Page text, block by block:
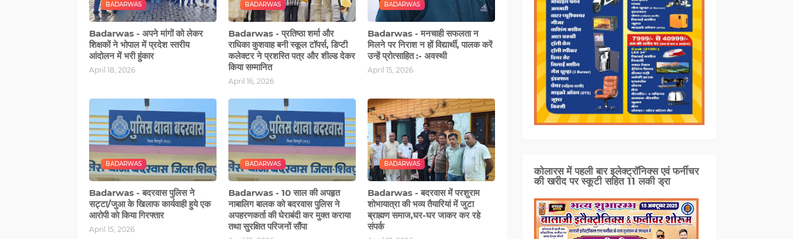
BADARWAS
Badarwas - अपने मांगों को लेकर
शिक्षकों ने भोपाल में प्रदेश स्तरीय
आंदोलन में भरी हुंकार
April 18, 2026
BADARWAS
Badarwas - प्रतिष्ठा शर्मा और
राधिका कुशवाह बनी स्कूल टॉपर्स, डिप्टी
कलेक्टर ने प्रशस्ति पत्र और शील्ड देकर
किया सम्मानित
April 16, 2026
BADARWAS
Badarwas - मनचाही सफलता न
मिलने पर निराश न हों विद्यार्थी, पालक करें
उन्हें प्रोत्साहित :- अवस्थी
April 15, 2026
BADARWAS
Badarwas - बदरवास पुलिस ने
सट्टा/जुआ के खिलाफ कार्यवाही हुये एक
आरोपी काे किया गिरफ्तार
April 15, 2026
BADARWAS
Badarwas - 10 साल की अपहृत
नाबालिग बालक को बदरवास पुलिस ने
अपहरणकर्ता की घेराबंदी कर मुक्त कराया
तथा सुरक्षित परिजनों सौंपा
BADARWAS
Badarwas - बदरवास में परशुराम
शोभायात्रा की भव्य तैयारियां में जुटा
ब्राह्मण समाज,घर-घर जाकर कर रहे
संपर्क
कोलारस में पहली बार इलेक्ट्रॉनिक्स एवं फर्नीचर
की खरीद पर स्कूटी सहित 11 लकी ड्रा